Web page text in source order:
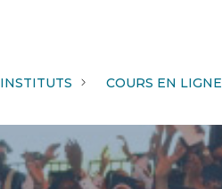
COURS EN LIGNE